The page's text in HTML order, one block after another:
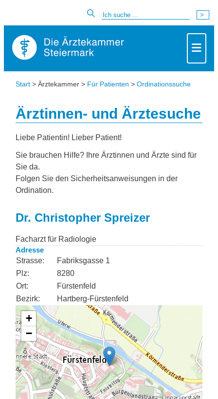
Start > Ärztekammer > Für Patienten > Ordinationssuche
Ärztinnen- und Ärztesuche
Liebe Patientin! Lieber Patient!
Sie brauchen Hilfe? Ihre Ärztinnen und Ärzte sind für
Sie da.
Folgen Sie den Sicherheitsanweisungen in der
Ordination.
Dr. Christopher Spreizer
Facharzt für Radiologie
Adresse
Strasse:
Fabriksgasse 1
Plz:
8280
Ort:
Fürstenfeld
Bezirk:
Hartberg-Fürstenfeld